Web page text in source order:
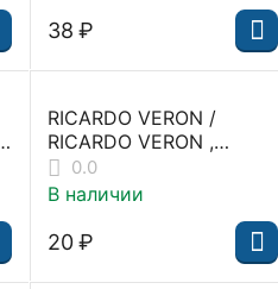
‍38‍ ₽
RICARDO VERON /
RICARDO VERON ,
Среднее качество
0.0
В наличии
‍20‍ ₽